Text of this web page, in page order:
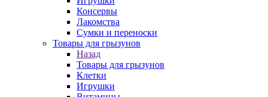
Консервы
Лакомства
Сумки и переноски
Товары для грызунов
Назад
Товары для грызунов
Клетки
Игрушки